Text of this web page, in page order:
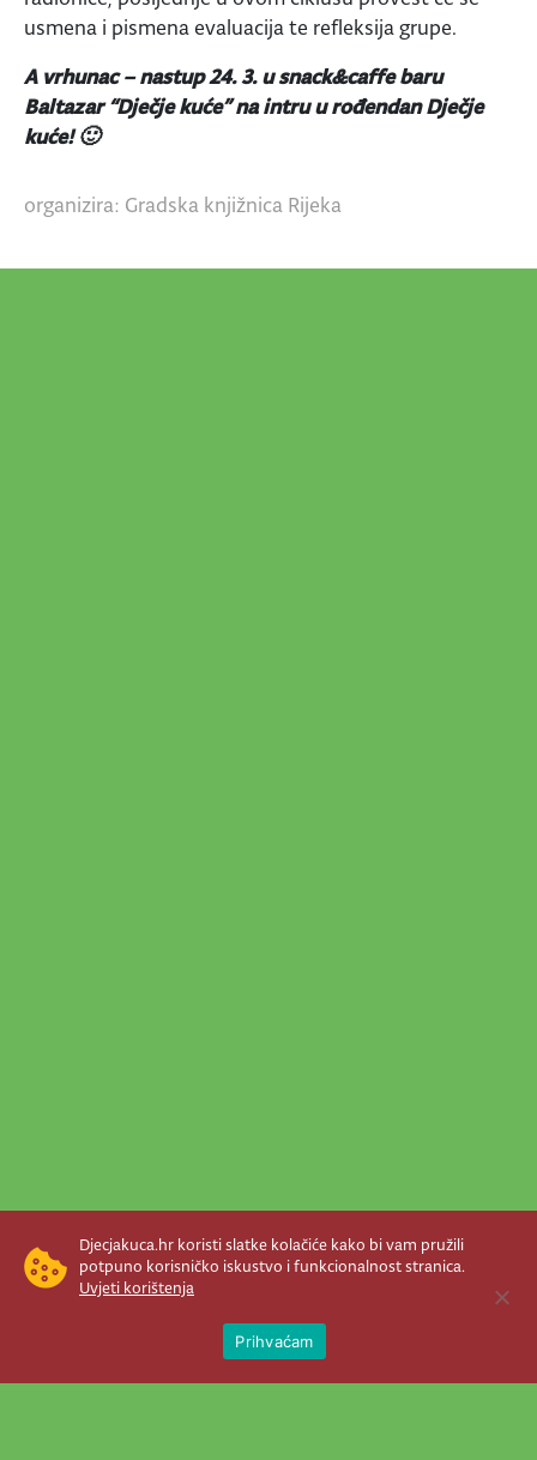
usmena i pismena evaluacija te refleksija grupe.
A vrhunac – nastup 24. 3. u snack&caffe baru
Baltazar “Dječje kuće” na intru u rođendan Dječje
kuće! 🙂
organizira: Gradska knjižnica Rijeka
Djecjakuca.hr koristi slatke kolačiće kako bi vam pružili
potpuno korisničko iskustvo i funkcionalnost stranica.
Uvjeti korištenja
Prihvaćam